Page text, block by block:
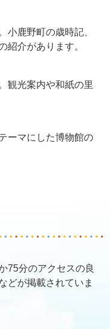
小鹿野町の歳時記、
紹介があります。
観光案内や和紙の里
ーマにした博物館の
75分のアクセスの良
どが掲載されていま